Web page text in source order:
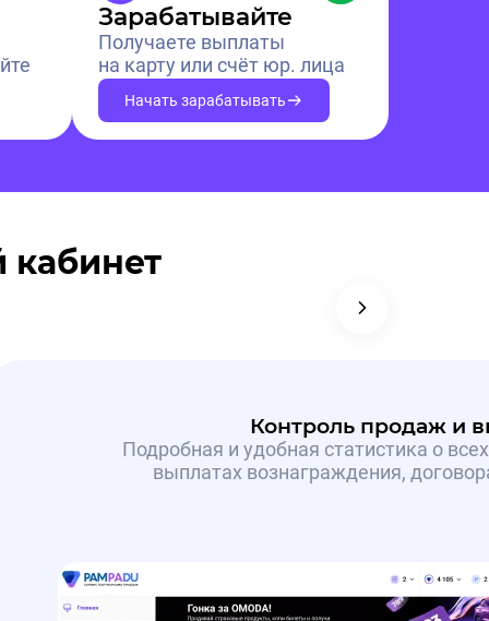
Зарабатывайте
Получаете выплаты
на карту или счёт юр. лица
Начать зарабатывать
Контроль продаж и
Подробная и удобная статистика о
выплатах вознаграждения,